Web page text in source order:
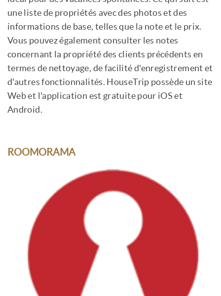
une liste de propriétés avec des photos et des
informations de base, telles que la note et le prix.
Vous pouvez également consulter les notes
concernant la propriété des clients précédents en
termes de nettoyage, de facilité d'enregistrement et
d'autres fonctionnalités. HouseTrip possède un site
Web et l'application est gratuite pour iOS et
Android.
ROOMORAMA